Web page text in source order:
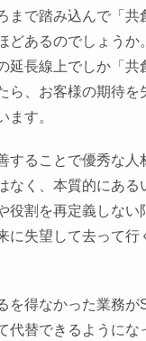
まで踏み込んで「共
どあるのでしょうか
延長線上でしか「共
ら、お客様の期待を
ます。
することで優秀な人
なく、本質的にある
役割を再定義しない
に失望して去って行
を得なかった業務が
代替できるようにな